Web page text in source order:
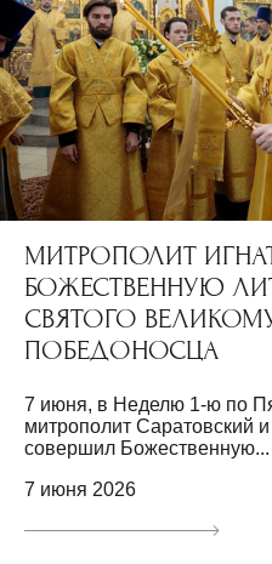
МИТРОПОЛИТ
БОЖЕСТВЕННУЮ
СВЯТОГО
ПОБЕДОНОСЦА
7 июня, в Неделю 1-ю по
митрополит Саратовский
совершил Божественную...
7 июня 2026